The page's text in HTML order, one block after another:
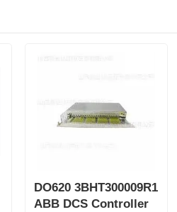
DO620 3BHT300009R1
ABB DCS Controller